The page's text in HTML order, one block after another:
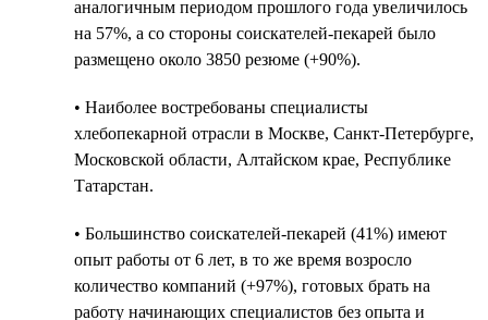
аналогичным периодом прошлого года увеличилось
на 57%, а со стороны соискателей-пекарей было
размещено около 3850 резюме (+90%).
• Наиболее востребованы специалисты
хлебопекарной отрасли в Москве, Санкт-Петербурге,
Московской области, Алтайском крае, Республике
Татарстан.
• Большинство соискателей-пекарей (41%) имеют
опыт работы от 6 лет, в то же время возросло
количество компаний (+97%), готовых брать на
работу начинающих специалистов без опыта и